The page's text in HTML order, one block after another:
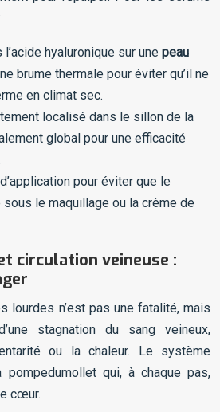
hyaluronique sur une peau
brume thermale pour éviter qu’il ne
en climat sec.
localisé dans le sillon de la
global pour une efficacité
pour éviter que le
le maquillage ou la crème de
circulation veineuse :
lourdes n’est pas une fatalité, mais
stagnation du sang veineux,
ou la chaleur. Le système
qui, à chaque pas,
cœur.